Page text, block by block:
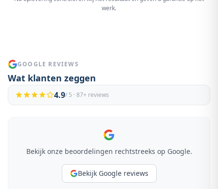
werk.
GOOGLE REVIEWS
Wat klanten zeggen
4.9/ 5 · 87+ reviews
Bekijk onze beoordelingen rechtstreeks op Google.
Bekijk Google reviews